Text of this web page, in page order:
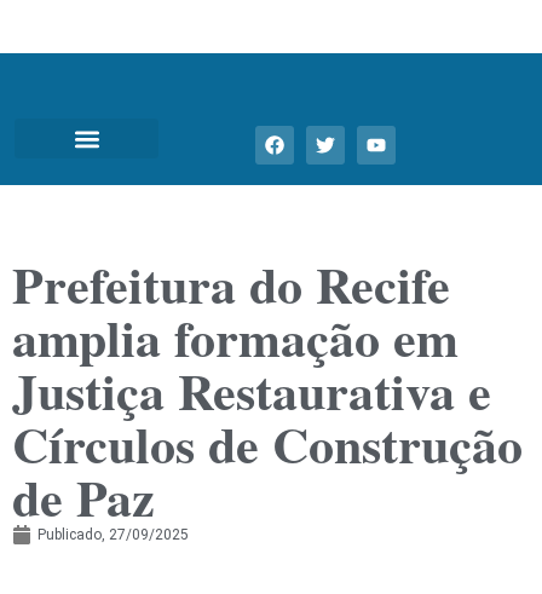
Prefeitura do Recife
amplia formação em
Justiça Restaurativa e
Círculos de Construção
de Paz
Publicado, 27/09/2025